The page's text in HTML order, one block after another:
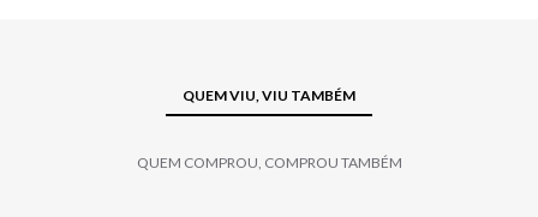
QUEM VIU, VIU TAMBÉM
QUEM COMPROU, COMPROU TAMBÉM